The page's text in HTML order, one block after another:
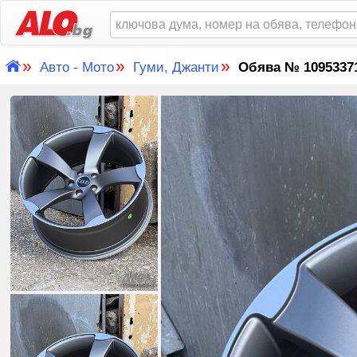
» Авто - Мото» Гуми, Джанти » Обява №